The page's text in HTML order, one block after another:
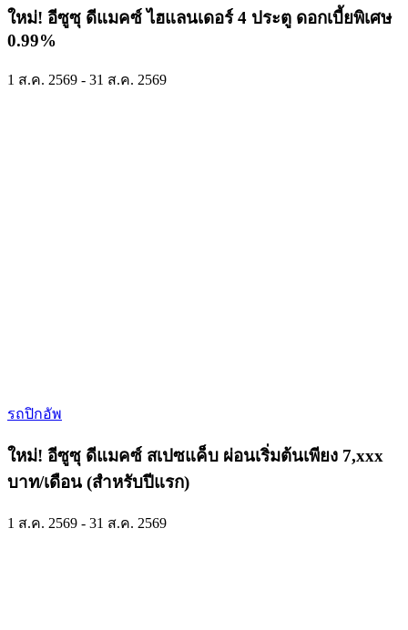
ใหม่! อีซูซุ ดีแมคซ์ ไฮแลนเดอร์ 4 ประตู ดอกเบี้ยพิเศษ
0.99%
1 ส.ค. 2569 - 31 ส.ค. 2569
รถปิกอัพ
ใหม่! อีซูซุ ดีแมคซ์ สเปซแค็บ ผ่อนเริ่มต้นเพียง 7,xxx
บาท/เดือน (สำหรับปีแรก)
1 ส.ค. 2569 - 31 ส.ค. 2569